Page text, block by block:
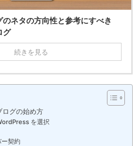
ネタの方向性と参考にすべき
グ
続きを見る
ログの始め方
を選択
契約